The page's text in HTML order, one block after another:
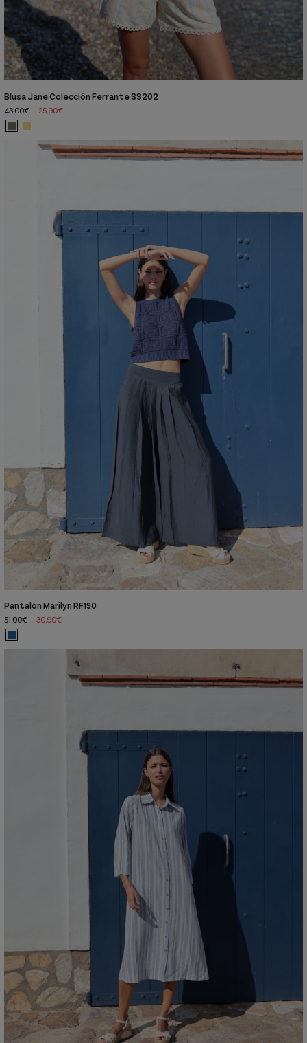
Blusa Jane Colección Ferrante SS202
43,00€
25,90€
Pantalón Marilyn RF190
51,00€
30,90€